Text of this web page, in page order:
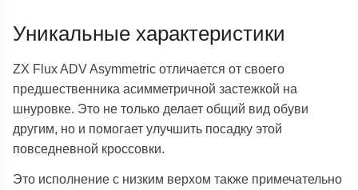
Уникальные характеристики
ZX Flux ADV Asymmetric отличается от своего
предшественника асимметричной застежкой на
шнуровке. Это не только делает общий вид обуви
другим, но и помогает улучшить посадку этой
повседневной кроссовки.
Это исполнение с низким верхом также примечательно